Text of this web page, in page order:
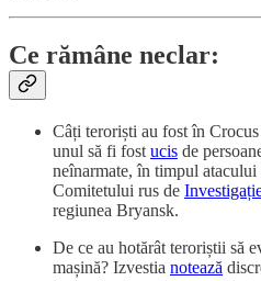
Ce rămâne neclar:
Câți teroriști au fost în
unul să fi fost ucis de
neînarmate, în timpul
Comitetului rus de
regiunea Bryansk.
De ce au hotărât teroriștii să
mașină? Izvestia notează